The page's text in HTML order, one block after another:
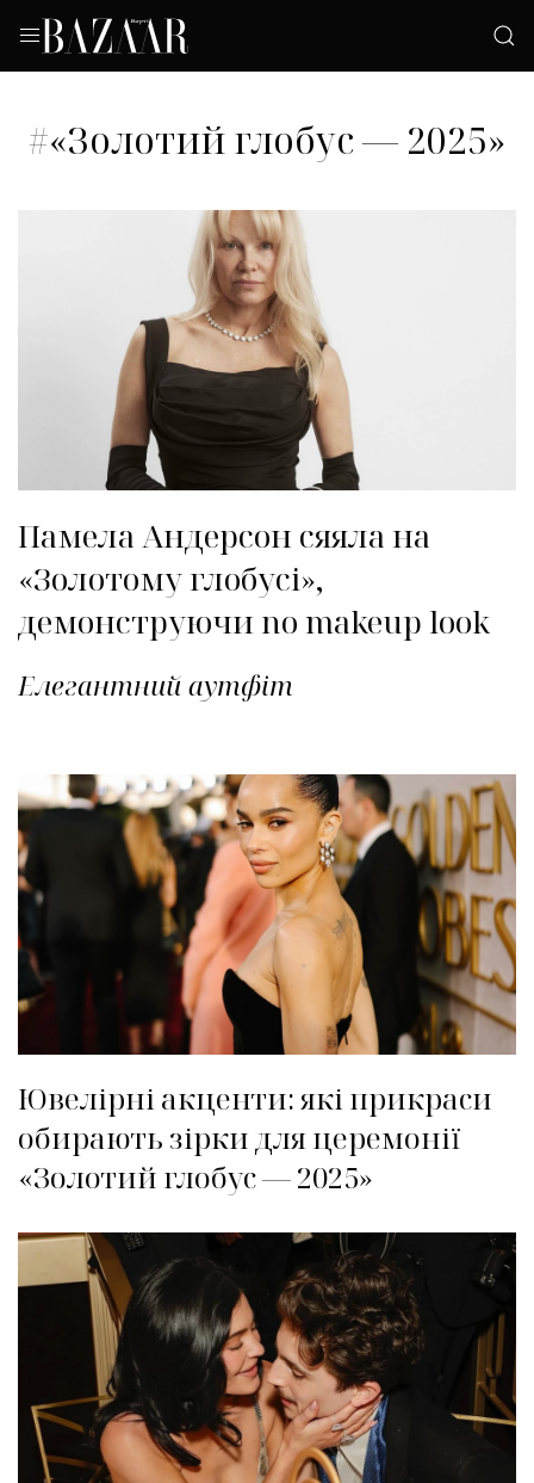
#«Золотий глобус — 2025»
Памела Андерсон сяяла на
«Золотому глобусі»,
демонструючи no makeup look
Елегантний аутфіт
Ювелірні акценти: які прикраси
обирають зірки для церемонії
«Золотий глобус — 2025»